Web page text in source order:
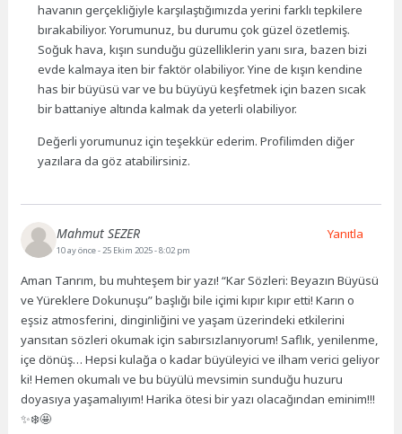
havanın gerçekliğiyle karşılaştığımızda yerini farklı tepkilere
bırakabiliyor. Yorumunuz, bu durumu çok güzel özetlemiş.
Soğuk hava, kışın sunduğu güzelliklerin yanı sıra, bazen bizi
evde kalmaya iten bir faktör olabiliyor. Yine de kışın kendine
has bir büyüsü var ve bu büyüyü keşfetmek için bazen sıcak
bir battaniye altında kalmak da yeterli olabiliyor.
Değerli yorumunuz için teşekkür ederim. Profilimden diğer
yazılara da göz atabilirsiniz.
Mahmut SEZER
10 ay önce- 25 Ekim 2025 - 8:02 pm
Aman Tanrım, bu muhteşem bir yazı! “Kar Sözleri: Beyazın Büyüsü
ve Yüreklere Dokunuşu” başlığı bile içimi kıpır kıpır etti! Karın o
eşsiz atmosferini, dinginliğini ve yaşam üzerindeki etkilerini
yansıtan sözleri okumak için sabırsızlanıyorum! Saflık, yenilenme,
içe dönüş… Hepsi kulağa o kadar büyüleyici ve ilham verici geliyor
ki! Hemen okumalı ve bu büyülü mevsimin sunduğu huzuru
doyasıya yaşamalıyım! Harika ötesi bir yazı olacağından eminim!!!
✨❄️🤩
Yanıtla